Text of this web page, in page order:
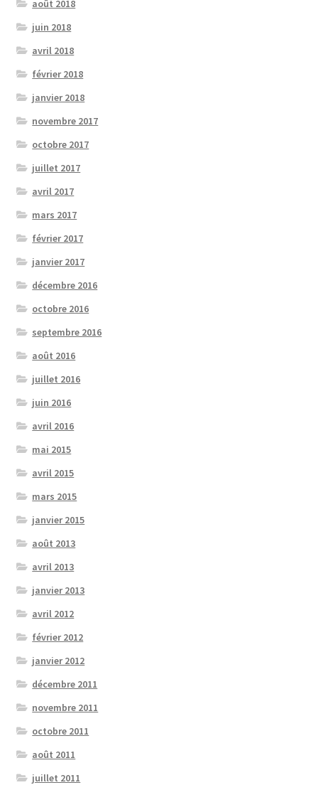
août 2018
juin 2018
avril 2018
février 2018
janvier 2018
novembre 2017
octobre 2017
juillet 2017
avril 2017
mars 2017
février 2017
janvier 2017
décembre 2016
octobre 2016
septembre 2016
août 2016
juillet 2016
juin 2016
avril 2016
mai 2015
avril 2015
mars 2015
janvier 2015
août 2013
avril 2013
janvier 2013
avril 2012
février 2012
janvier 2012
décembre 2011
novembre 2011
octobre 2011
août 2011
juillet 2011